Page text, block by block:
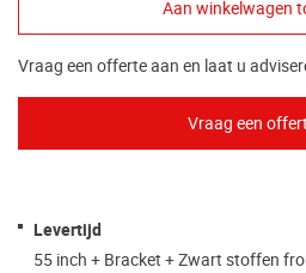
Vraag een offerte aan en laat u
Levertijd
55 inch + Bracket + Zwart stoffen